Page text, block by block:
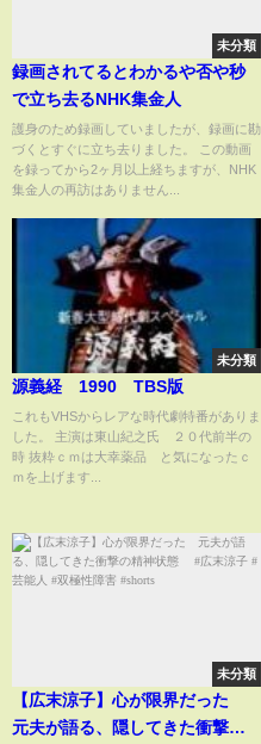
未分類
録画されてるとわかるや否や秒
で立ち去るNHK集金人
護身のため録画していましたが、録画に勘
づくとすぐに立ち去りました。 この動画
を録ってから2ヶ月以上経ちますが、NHK
集金人の再訪はありません...
未分類
源義経 1990 TBS版
これもVHSからレアな時代劇特番がありま
した。 主演は東山紀之氏 ２０代前半の
時 抜粋ｃｍは大幸薬品 と気になったｃ
ｍを上げます...
未分類
【広末涼子】心が限界だった
元夫が語る、隠してきた衝撃の